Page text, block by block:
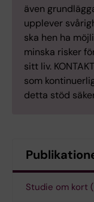
även
upplever
ska hen ha
minska risker
sitt liv.
som
detta stöd
Studie om kort